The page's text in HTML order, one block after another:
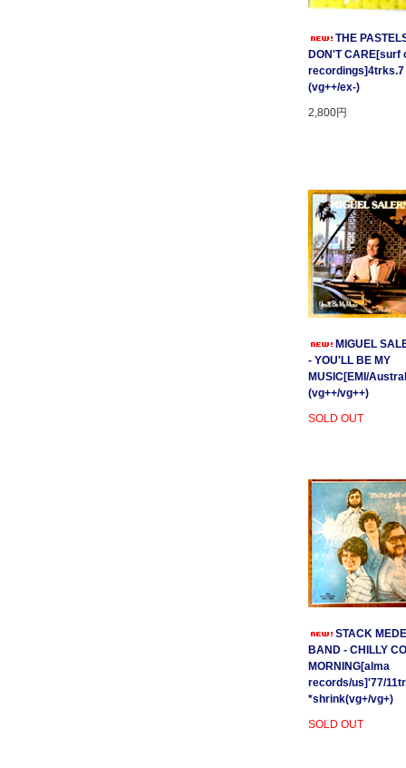
THE
DON'T CARE[surf
recordings]4trks.7
(vg++/ex-)
2,800円
MIGUEL
- YOU'LL BE MY
MUSIC[EMI/
(vg++/vg++)
SOLD OUT
STACK
BAND - CHILLY
MORNING[alma
records/us]'77/
*shrink(vg+/vg+)
SOLD OUT